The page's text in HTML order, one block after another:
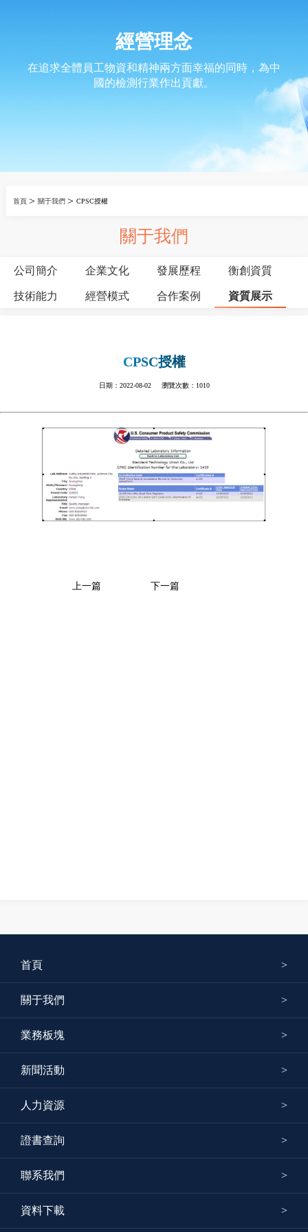
經營理念
在追求全體員工物資和精神兩方面幸福的同時，為中
國的檢測行業作出貢獻。
首頁 > 關于我們 > CPSC授權
關于我們
公司簡介 企業文化 發展歷程 衡創資質
技術能力 經營模式 合作案例 資質展示
CPSC授權
日期：2022-08-02 瀏覽次數：1010
上一篇 下一篇
首頁
關于我們
業務板塊
新聞活動
人力資源
證書查詢
聯系我們
資料下載